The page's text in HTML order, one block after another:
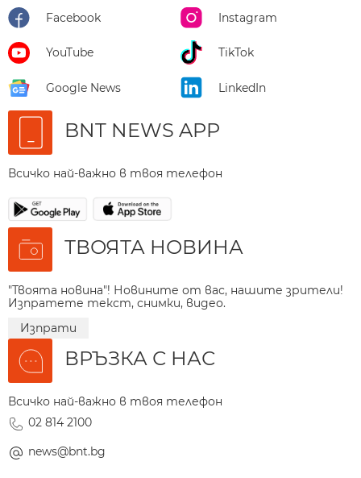
Facebook Instagram
YouTube TikTok
Google News LinkedIn
BNT NEWS APP
Всичко най-важно в твоя телефон
ТВОЯТА НОВИНА
"Твоята новина"! Новините от вас, нашите зрители!
Изпратете текст, снимки, видео.
Изпрати
ВРЪЗКА С НАС
Всичко най-важно в твоя телефон
02 814 2100
news@bnt.bg